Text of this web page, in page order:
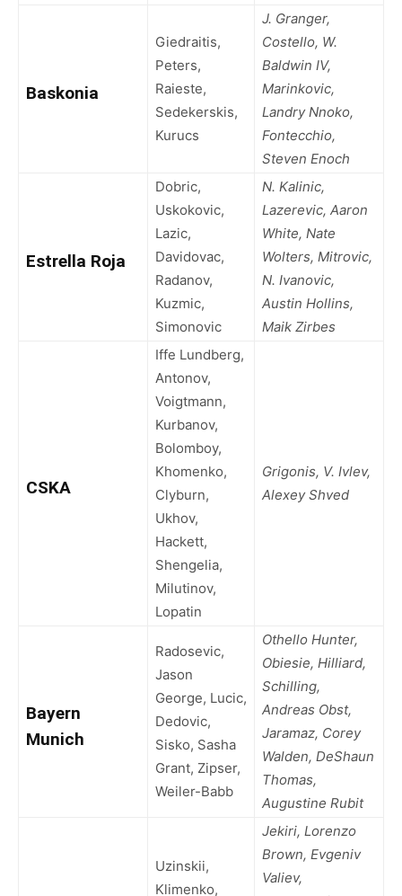
Baskonia
Giedraitis,
Peters,
Raieste,
Sedekerskis,
Kurucs
J. Granger,
Costello, W.
Baldwin IV,
Marinkovic,
Landry Nnoko,
Fontecchio,
Steven Enoch
Estrella Roja
Dobric,
Uskokovic,
Lazic,
Davidovac,
Radanov,
Kuzmic,
Simonovic
N. Kalinic,
Lazerevic, Aaron
White, Nate
Wolters, Mitrovic,
N. Ivanovic,
Austin Hollins,
Maik Zirbes
CSKA
Iffe Lundberg,
Antonov,
Voigtmann,
Kurbanov,
Bolomboy,
Khomenko,
Clyburn,
Ukhov,
Hackett,
Shengelia,
Milutinov,
Lopatin
Grigonis, V. Ivlev,
Alexey Shved
Bayern
Munich
Radosevic,
Jason
George, Lucic,
Dedovic,
Sisko, Sasha
Grant, Zipser,
Weiler-Babb
Othello Hunter,
Obiesie, Hilliard,
Schilling,
Andreas Obst,
Jaramaz, Corey
Walden, DeShaun
Thomas,
Augustine Rubit
Uzinskii,
Klimenko,
Jekiri, Lorenzo
Brown, Evgeniv
Valiev,